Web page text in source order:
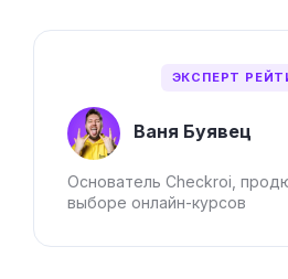
ЭКСПЕРТ
Ваня Буявец
Основатель Checkroi,
выборе онлайн-курсов